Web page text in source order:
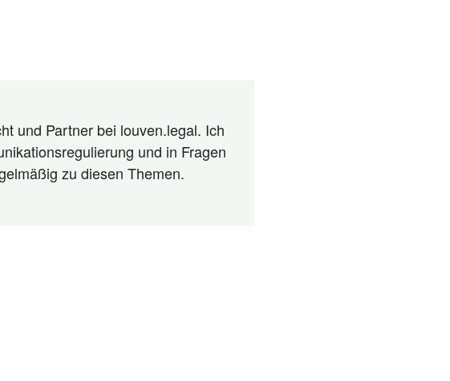
und Partner bei louven.legal. Ich
und in Fragen
zu diesen Themen.